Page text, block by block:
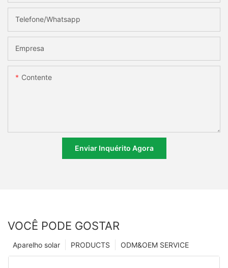
Telefone/whatsapp
Empresa
Contente
Enviar Inquérito Agora
VOCÊ PODE GOSTAR
ODM&OEM SERVICE
PRODUCTS
Aparelho solar